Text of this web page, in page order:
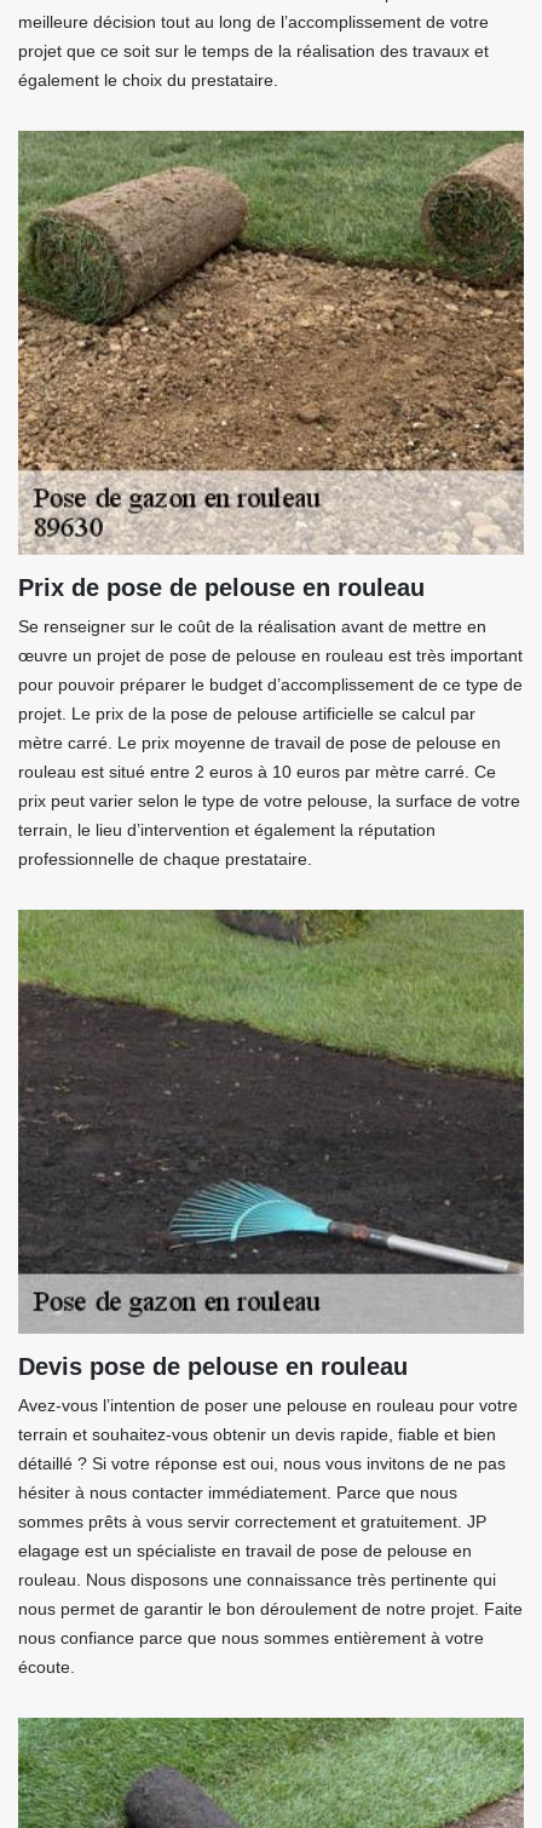
meilleure décision tout au long de l’accomplissement de votre
projet que ce soit sur le temps de la réalisation des travaux et
également le choix du prestataire.
Prix de pose de pelouse en rouleau
Se renseigner sur le coût de la réalisation avant de mettre en
œuvre un projet de pose de pelouse en rouleau est très important
pour pouvoir préparer le budget d’accomplissement de ce type de
projet. Le prix de la pose de pelouse artificielle se calcul par
mètre carré. Le prix moyenne de travail de pose de pelouse en
rouleau est situé entre 2 euros à 10 euros par mètre carré. Ce
prix peut varier selon le type de votre pelouse, la surface de votre
terrain, le lieu d’intervention et également la réputation
professionnelle de chaque prestataire.
Devis pose de pelouse en rouleau
Avez-vous l’intention de poser une pelouse en rouleau pour votre
terrain et souhaitez-vous obtenir un devis rapide, fiable et bien
détaillé ? Si votre réponse est oui, nous vous invitons de ne pas
hésiter à nous contacter immédiatement. Parce que nous
sommes prêts à vous servir correctement et gratuitement. JP
elagage est un spécialiste en travail de pose de pelouse en
rouleau. Nous disposons une connaissance très pertinente qui
nous permet de garantir le bon déroulement de notre projet. Faite
nous confiance parce que nous sommes entièrement à votre
écoute.